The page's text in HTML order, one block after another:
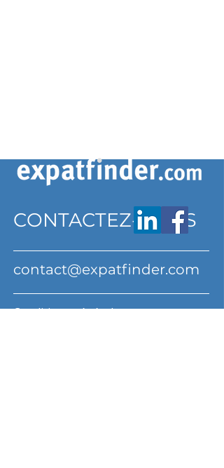
CONTACTEZ-NOUS
contact@expatfinder.com
Conditions générales